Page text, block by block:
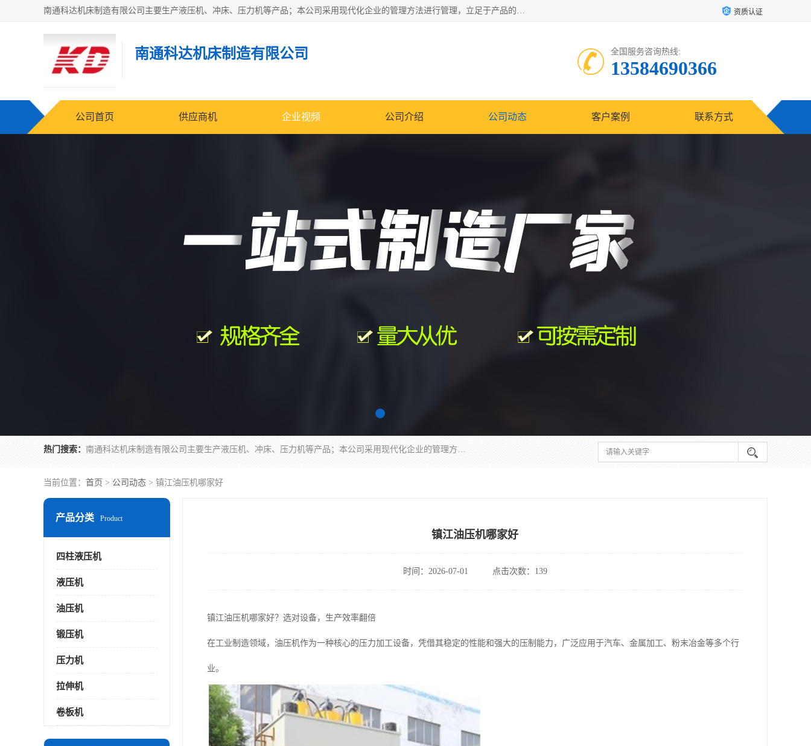
南通科达机床制造有限公司主要生产液压机、冲床、压力机等产品；本公司采用现代化企业的管理方法进行管理，立足于产品的质量管理，以优秀的品质、新颖的设计、合理的价格、完善的服务赢得广大客户的充分信赖和良好的口碑。领导层将运用科学管理方法及长期积累下来的经验和广泛领域吸取来新的技术不断调整产品结构，为市场提供精良的各类机械设备。企业将坚持与国内外各界朋友，真诚合作，共创辉煌。 资质认证
南通科达机床制造有限公司 全国服务咨询热线:
13584690366
公司首页 供应商机 企业视频 公司介绍 公司动态 客户案例 联系方式
热门搜索： 南通科达机床制造有限公司主要生产液压机、冲床、压力机等产品；本公司采用现代化企业的管理方法进行管理，立足于产品的质量管理，以优秀的品质、新颖的设计、合理的价格、完善的服务赢得广大客户的充分信赖和良好的口碑。领导层将运用科学管理方法及长期积累下来的经验和广泛领域吸取来新的技术不断调整产品结构，为市场提供精良的各类机械设备。企业将坚持与国内外各界朋友，真诚合作，共创辉煌。
当前位置： 首页 > 公司动态 > 镇江油压机哪家好
产品分类 Product
四柱液压机
液压机
油压机
锻压机
压力机
拉伸机
卷板机
镇江油压机哪家好
时间：2026-07-01 点击次数：139
镇江油压机哪家好？选对设备，生产效率翻倍
在工业制造领域，油压机作为一种核心的压力加工设备，凭借其稳定的性能和强大的压制能力，广泛应用于汽车、金属加工、粉末冶金等多个行
业。